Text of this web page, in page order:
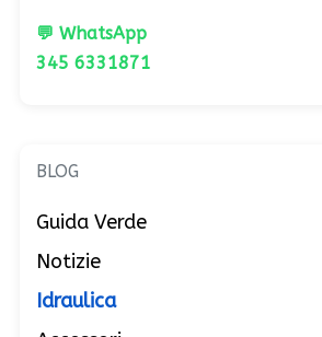
💬 WhatsApp
345 6331871
BLOG
Guida Verde
Notizie
Idraulica